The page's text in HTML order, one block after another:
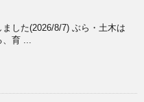
ました(2026/8/7) ぶら・土木は
、育 ...